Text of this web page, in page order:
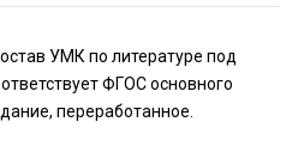
УМК по литературе под
ФГОС основного
переработанное.